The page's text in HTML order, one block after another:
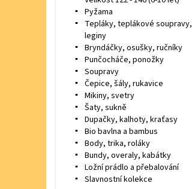
Pyžama
Tepláky, teplákové soupravy,
leginy
Bryndáčky, osušky, ručníky
Punčocháče, ponožky
Soupravy
Čepice, šály, rukavice
Mikiny, svetry
Šaty, sukně
Dupačky, kalhoty, kraťasy
Bio bavlna a bambus
Body, trika, roláky
Bundy, overaly, kabátky
Ložní prádlo a přebalování
Slavnostní kolekce